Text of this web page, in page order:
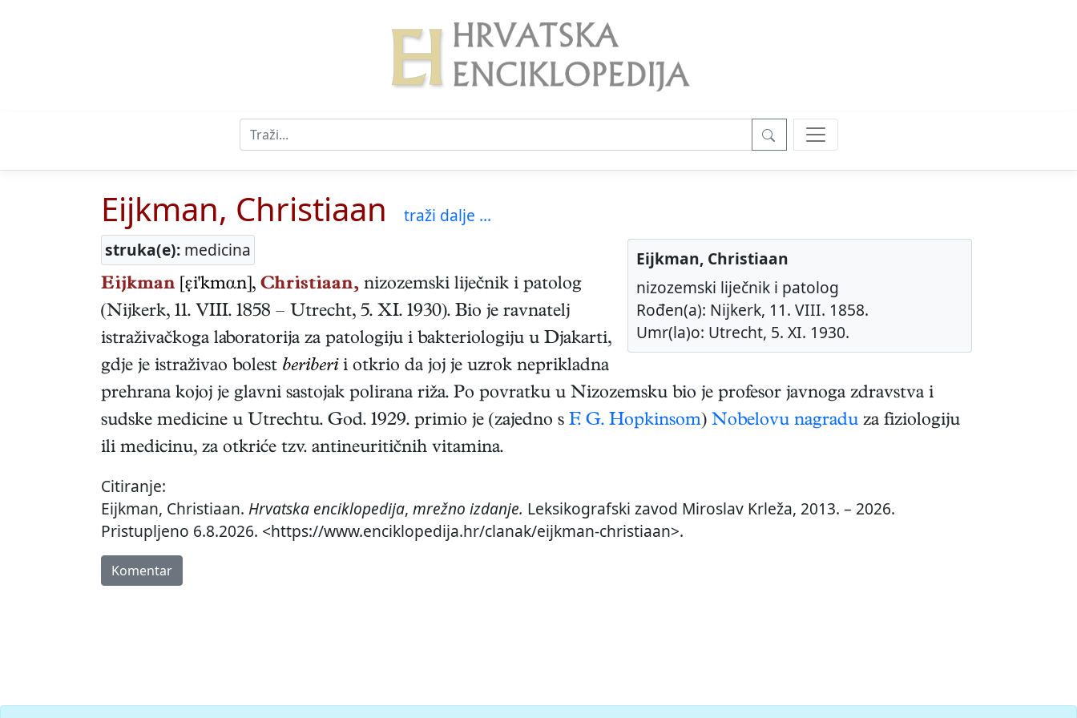
Eijkman, Christiaan
traži dalje ...
struka(e): medicina
Eijkman, Christiaan
nizozemski liječnik i patolog
Rođen(a): Nijkerk, 11. VIII. 1858.
Umr(la)o: Utrecht, 5. XI. 1930.
Eijkman [i'kmαn], Christiaan, nizozemski liječnik i patolog
(Nijkerk, 11. VIII. 1858 – Utrecht, 5. XI. 1930). Bio je ravnatelj
istraživačkoga laboratorija za patologiju i bakteriologiju u Djakarti,
gdje je istraživao bolest beriberi i otkrio da joj je uzrok neprikladna
prehrana kojoj je glavni sastojak polirana riža. Po povratku u Nizozemsku bio je profesor javnoga zdravstva i
sudske medicine u Utrechtu. God. 1929. primio je (zajedno s F. G. Hopkinsom) Nobelovu nagradu za fiziologiju
ili medicinu, za otkriće tzv. antineuritičnih vitamina.
Citiranje:
Eijkman, Christiaan. Hrvatska enciklopedija, mrežno izdanje. Leksikografski zavod Miroslav Krleža, 2013. – 2026.
Pristupljeno 6.8.2026. <https://www.enciklopedija.hr/clanak/eijkman-christiaan>.
Komentar